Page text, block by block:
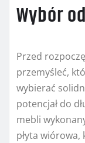
Wybór
Przed
przemyśleć,
wybierać
potencjał do
mebli
płyta